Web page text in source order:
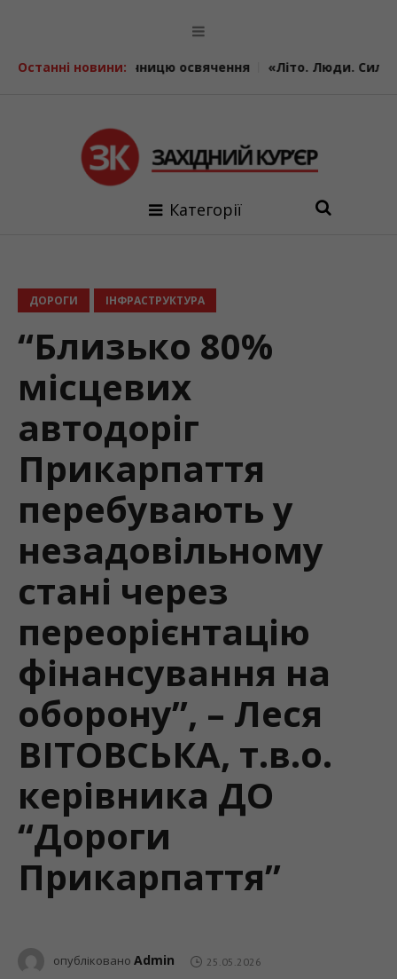
Останні новини:
річницю освячення «Літо. Люди. Сила»: втретє у
Категорії
ДОРОГИ ІНФРАСТРУКТУРА
“Близько 80%
місцевих
автодоріг
Прикарпаття
перебувають у
незадовільному
стані через
переорієнтацію
фінансування на
оборону”, – Леся
ВІТОВСЬКА, т.в.о.
керівника ДО
“Дороги
Прикарпаття”
опубліковано Admin 25.05.2026